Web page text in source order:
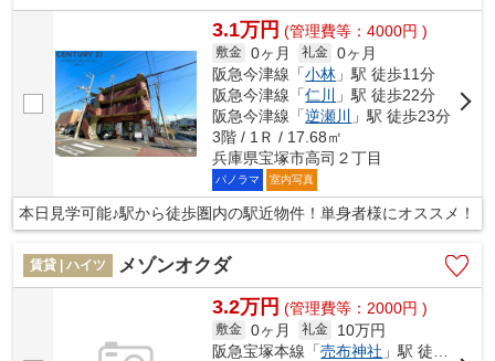
3.1万円 (管理費等：4000円 )
敷金 0ヶ月 礼金 0ヶ月
阪急今津線「小林 」駅 徒歩11分
阪急今津線「仁川
」駅 徒歩22分
阪急今津線「逆瀬川
」駅 徒歩23分
3階 / 1Ｒ / 17.68㎡
兵庫県宝塚市高司２丁目
パノラマ 室内写真
本日見学可能♪駅から徒歩圏内の駅近物件！単身者様にオススメ！
賃貸 | ハイツ メゾンオクダ
3.2万円 (管理費等：2000円 )
敷金 0ヶ月 礼金
10万円
阪急宝塚本線「売布神社 」駅 徒歩8分